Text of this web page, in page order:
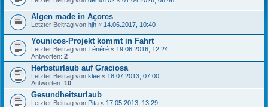
Algen made in Açores
Letzter Beitrag von hjh « 14.06.2017, 10:40
Younicos-Projekt kommt in Fahrt
Letzter Beitrag von Ténéré « 19.06.2016, 12:24
Antworten: 2
Herbsturlaub auf Graciosa
Letzter Beitrag von klee « 18.07.2013, 07:00
Antworten: 10
Gesundheitsurlaub
Letzter Beitrag von Pita « 17.05.2013, 13:29